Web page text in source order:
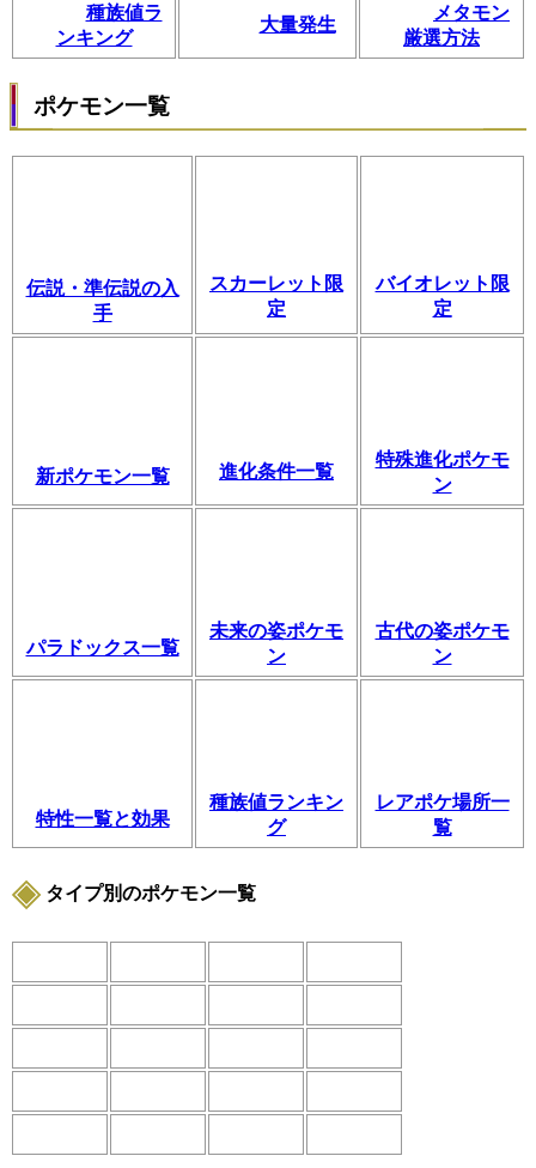
種族値ラ
ンキング
大量発生
メタモン
厳選方法
ポケモン一覧
伝説・準伝説の入
手
スカーレット限
定
バイオレット限
定
新ポケモン一覧 進化条件一覧
特殊進化ポケモ
ン
パラドックス一覧
未来の姿ポケモ
ン
古代の姿ポケモ
ン
特性一覧と効果
種族値ランキン
グ
レアポケ場所一
覧
タイプ別のポケモン一覧